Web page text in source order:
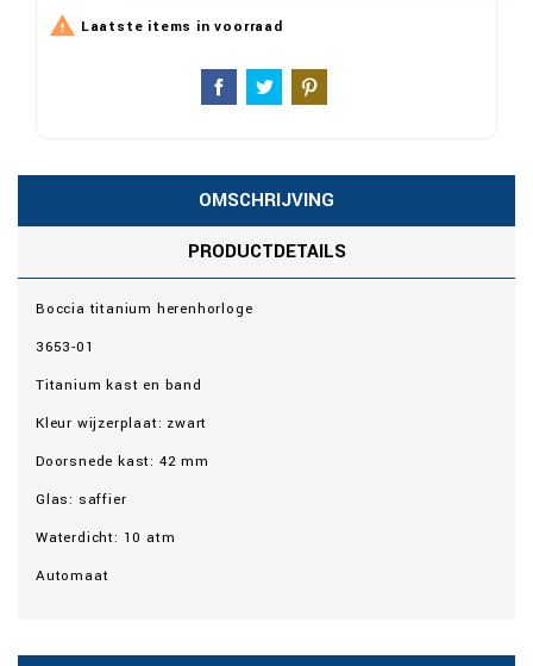
 Laatste items in voorraad
OMSCHRIJVING
PRODUCTDETAILS
Boccia titanium herenhorloge
3653-01
Titanium kast en band
Kleur wijzerplaat: zwart
Doorsnede kast: 42 mm
Glas: saffier
Waterdicht: 10 atm
Automaat